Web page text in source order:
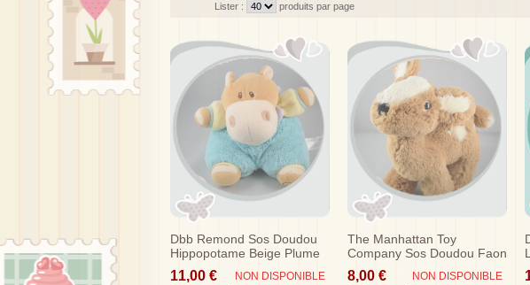
Lister : produits par page
Dbb Remond Sos Doudou
Hippopotame Beige Plume
Vert Bleu Jaune
11,00 € NON DISPONIBLE
The Manhattan Toy
Company Sos Doudou Faon
Bambi Marron Ecru
8,00 € NON DISPONIBLE